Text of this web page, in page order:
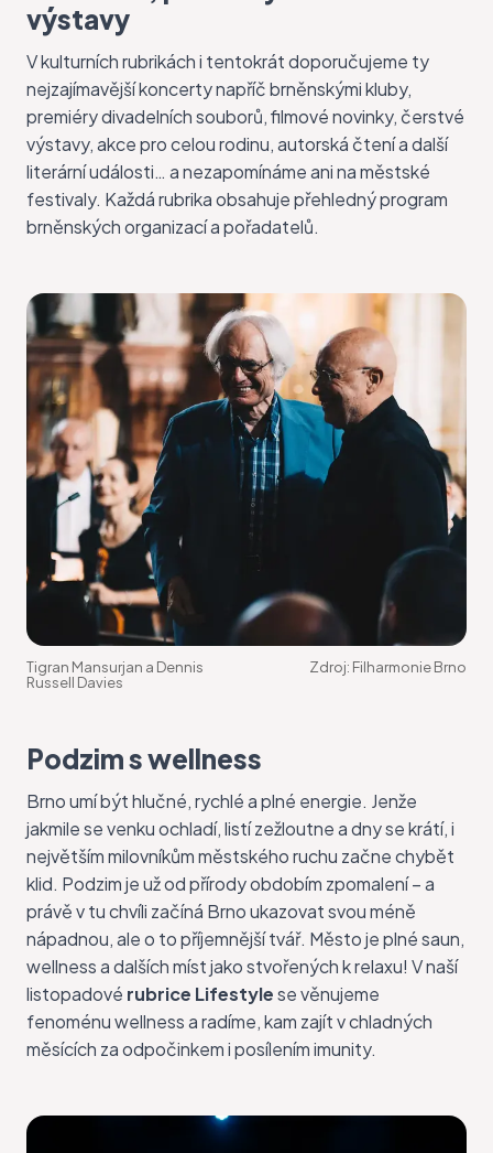
výstavy
V kulturních rubrikách i tentokrát doporučujeme ty
nejzajímavější koncerty napříč brněnskými kluby,
premiéry divadelních souborů, filmové novinky, čerstvé
výstavy, akce pro celou rodinu, autorská čtení a další
literární události… a nezapomínáme ani na městské
festivaly. Každá rubrika obsahuje přehledný program
brněnských organizací a pořadatelů.
Tigran Mansurjan a Dennis
Russell Davies
Zdroj: Filharmonie Brno
Podzim s wellness
Brno umí být hlučné, rychlé a plné energie. Jenže
jakmile se venku ochladí, listí zežloutne a dny se krátí, i
největším milovníkům městského ruchu začne chybět
klid. Podzim je už od přírody obdobím zpomalení – a
právě v tu chvíli začíná Brno ukazovat svou méně
nápadnou, ale o to příjemnější tvář. Město je plné saun,
wellness a dalších míst jako stvořených k relaxu! V naší
listopadové rubrice Lifestylese věnujeme
fenoménu wellness a radíme, kam zajít v chladných
měsících za odpočinkem i posílením imunity.